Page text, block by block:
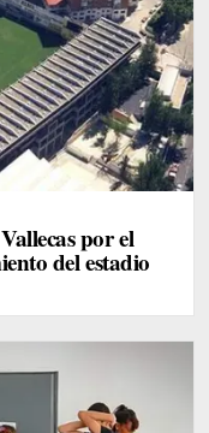
por el
del estadio